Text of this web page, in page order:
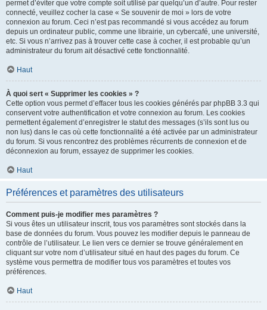
permet d’éviter que votre compte soit utilisé par quelqu’un d’autre. Pour rester
connecté, veuillez cocher la case « Se souvenir de moi » lors de votre
connexion au forum. Ceci n’est pas recommandé si vous accédez au forum
depuis un ordinateur public, comme une librairie, un cybercafé, une université,
etc. Si vous n’arrivez pas à trouver cette case à cocher, il est probable qu’un
administrateur du forum ait désactivé cette fonctionnalité.
Haut
À quoi sert « Supprimer les cookies » ?
Cette option vous permet d’effacer tous les cookies générés par phpBB 3.3 qui
conservent votre authentification et votre connexion au forum. Les cookies
permettent également d’enregistrer le statut des messages (s’ils sont lus ou
non lus) dans le cas où cette fonctionnalité a été activée par un administrateur
du forum. Si vous rencontrez des problèmes récurrents de connexion et de
déconnexion au forum, essayez de supprimer les cookies.
Haut
Préférences et paramètres des utilisateurs
Comment puis-je modifier mes paramètres ?
Si vous êtes un utilisateur inscrit, tous vos paramètres sont stockés dans la
base de données du forum. Vous pouvez les modifier depuis le panneau de
contrôle de l’utilisateur. Le lien vers ce dernier se trouve généralement en
cliquant sur votre nom d’utilisateur situé en haut des pages du forum. Ce
système vous permettra de modifier tous vos paramètres et toutes vos
préférences.
Haut